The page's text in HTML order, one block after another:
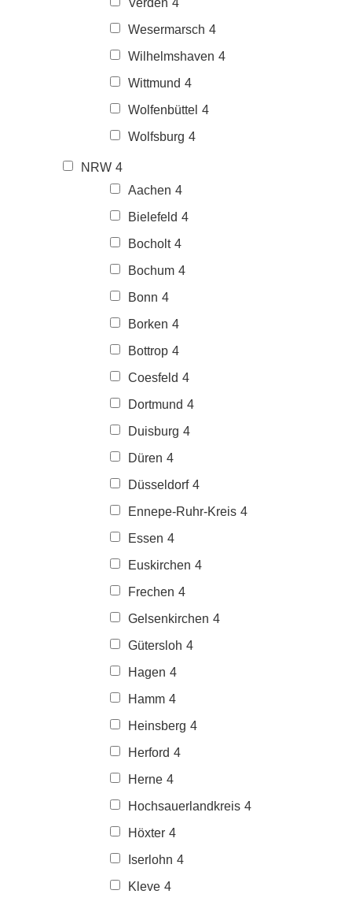
Verden 4
Wesermarsch 4
Wilhelmshaven 4
Wittmund 4
Wolfenbüttel 4
Wolfsburg 4
NRW 4
Aachen 4
Bielefeld 4
Bocholt 4
Bochum 4
Bonn 4
Borken 4
Bottrop 4
Coesfeld 4
Dortmund 4
Duisburg 4
Düren 4
Düsseldorf 4
Ennepe-Ruhr-Kreis 4
Essen 4
Euskirchen 4
Frechen 4
Gelsenkirchen 4
Gütersloh 4
Hagen 4
Hamm 4
Heinsberg 4
Herford 4
Herne 4
Hochsauerlandkreis 4
Höxter 4
Iserlohn 4
Kleve 4